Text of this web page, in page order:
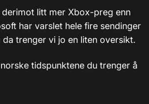
litt mer Xbox-preg enn
har varslet hele fire sendinger
da trenger vi jo en liten oversikt.
tidspunktene du trenger å